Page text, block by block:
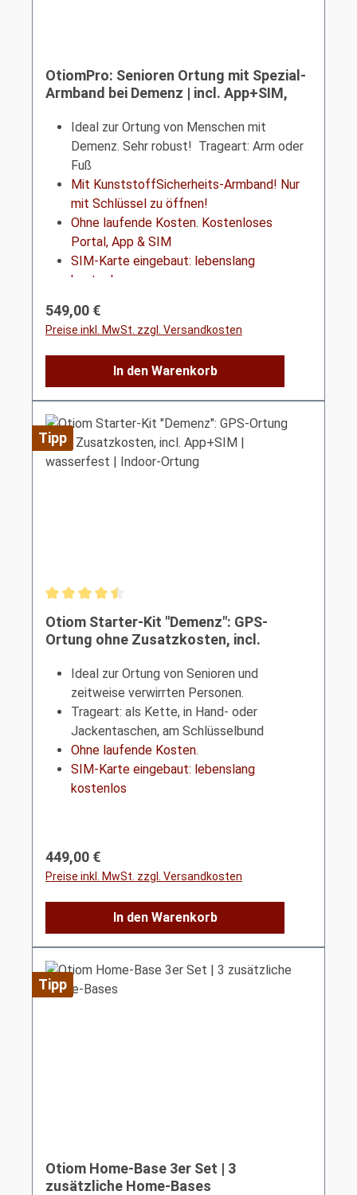
OtiomPro: Senioren Ortung mit Spezial-
Armband bei Demenz | incl. App+SIM,
Ideal zur Ortung von Menschen mit
Demenz. Sehr robust! Trageart: Arm oder
Fuß
Mit KunststoffSicherheits-Armband! Nur
mit Schlüssel zu öffnen!
Ohne laufende Kosten. Kostenloses
Portal, App & SIM
SIM-Karte eingebaut: lebenslang
kostenlos
Regulärer Preis:
549,00 €
Preise inkl. MwSt. zzgl. Versandkosten
In den Warenkorb
Tipp
Durchschnittliche Bewertung von 4.5 von 5 Sternen
Otiom Starter-Kit "Demenz": GPS-
Ortung ohne Zusatzkosten, incl.
Ideal zur Ortung von Senioren und
zeitweise verwirrten Personen.
Trageart: als Kette, in Hand- oder
Jackentaschen, am Schlüsselbund
Ohne laufende Kosten.
SIM-Karte eingebaut: lebenslang
kostenlos
Regulärer Preis:
449,00 €
Preise inkl. MwSt. zzgl. Versandkosten
In den Warenkorb
Tipp
Otiom Home-Base 3er Set | 3
zusätzliche Home-Bases